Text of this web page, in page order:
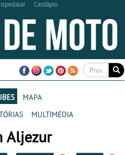
Cardápio
mapa
multimédia
Aljezur